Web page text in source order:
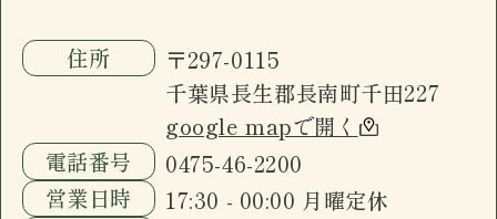
住所
〒297-0115
千葉県長生郡長南町千田227
google mapで開く
電話番号
0475-46-2200
営業日時
17:30 - 00:00 月曜定休